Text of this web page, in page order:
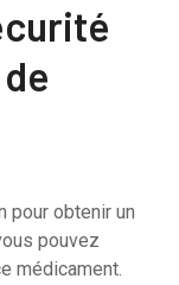
pour obtenir un
pouvez
médicament.